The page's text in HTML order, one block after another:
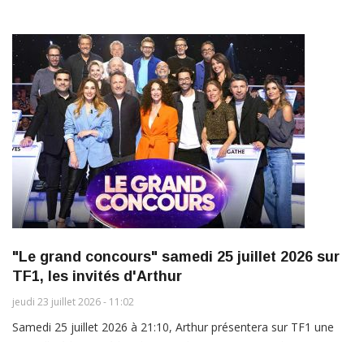
"Le grand concours" samedi 25 juillet 2026 sur
TF1, les invités d'Arthur
jeudi 23 juillet 2026 - 11:02
Samedi 25 juillet 2026 à 21:10, Arthur présentera sur TF1 une